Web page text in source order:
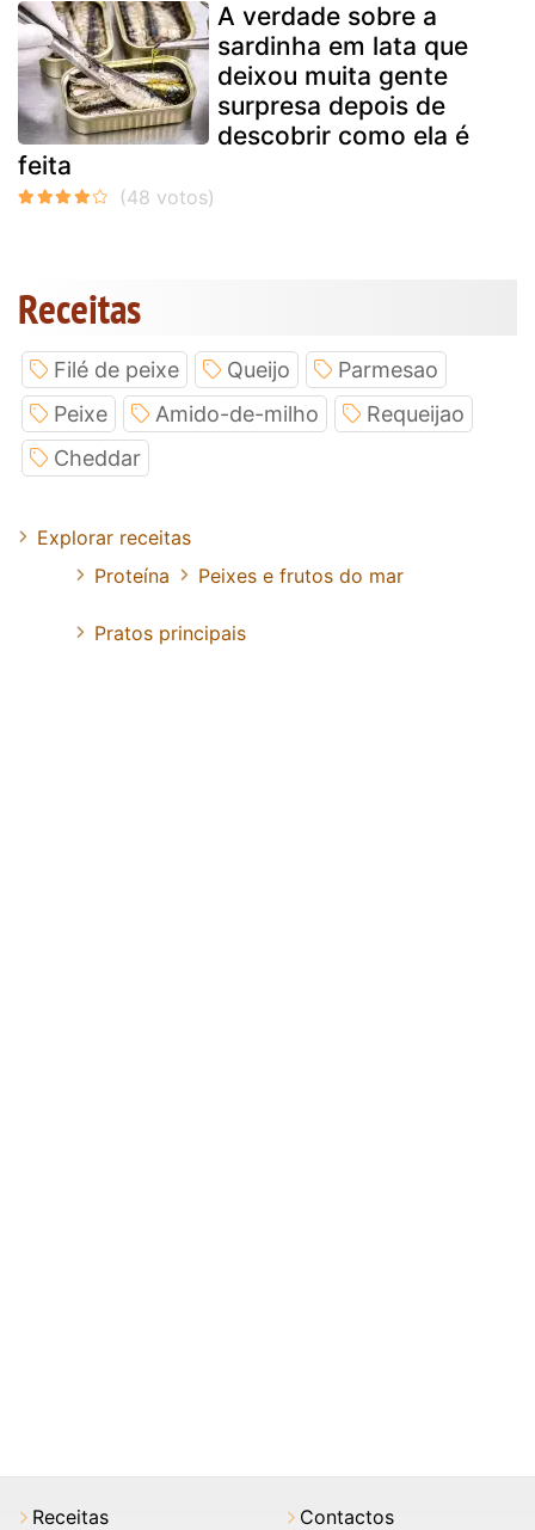
A verdade sobre a
sardinha em lata que
deixou muita gente
surpresa depois de
descobrir como ela é
feita
Receitas
Filé de peixe Queijo
Parmesao
Peixe
Amido-de-milho
Requeijao
Cheddar
Explorar receitas
Proteína
Peixes e frutos do mar
Pratos principais
Receitas Contactos